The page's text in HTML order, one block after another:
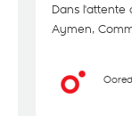
Dans l'attente
Aymen,